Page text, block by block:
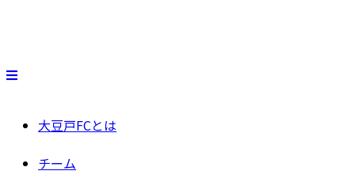
大豆戸FCとは
チーム